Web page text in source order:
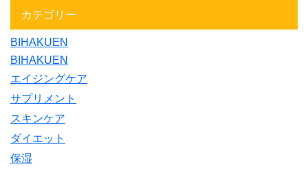
カテゴリー
BIHAKUEN
BIHAKUEN
エイジングケア
サプリメント
スキンケア
ダイエット
保湿